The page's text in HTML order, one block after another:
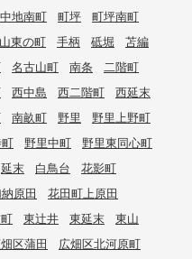
中地南町 町坪
町坪南町
東の町 手柄 砥堀
苫編
名古山町 南条
二階町
西中島 西二階町
西延末
南畝町 野里
野里上野町
野里中町
野里東同心町
延末 白鳥台
花影町
原田
花田町上原田
東辻井 東延末
東山
区蒲田
広畑区北河原町